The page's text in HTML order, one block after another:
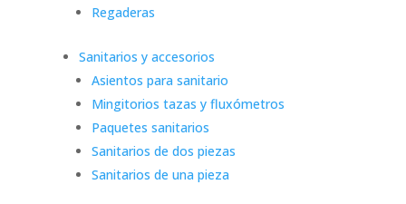
Regaderas
Sanitarios y accesorios
Asientos para sanitario
Mingitorios tazas y fluxómetros
Paquetes sanitarios
Sanitarios de dos piezas
Sanitarios de una pieza